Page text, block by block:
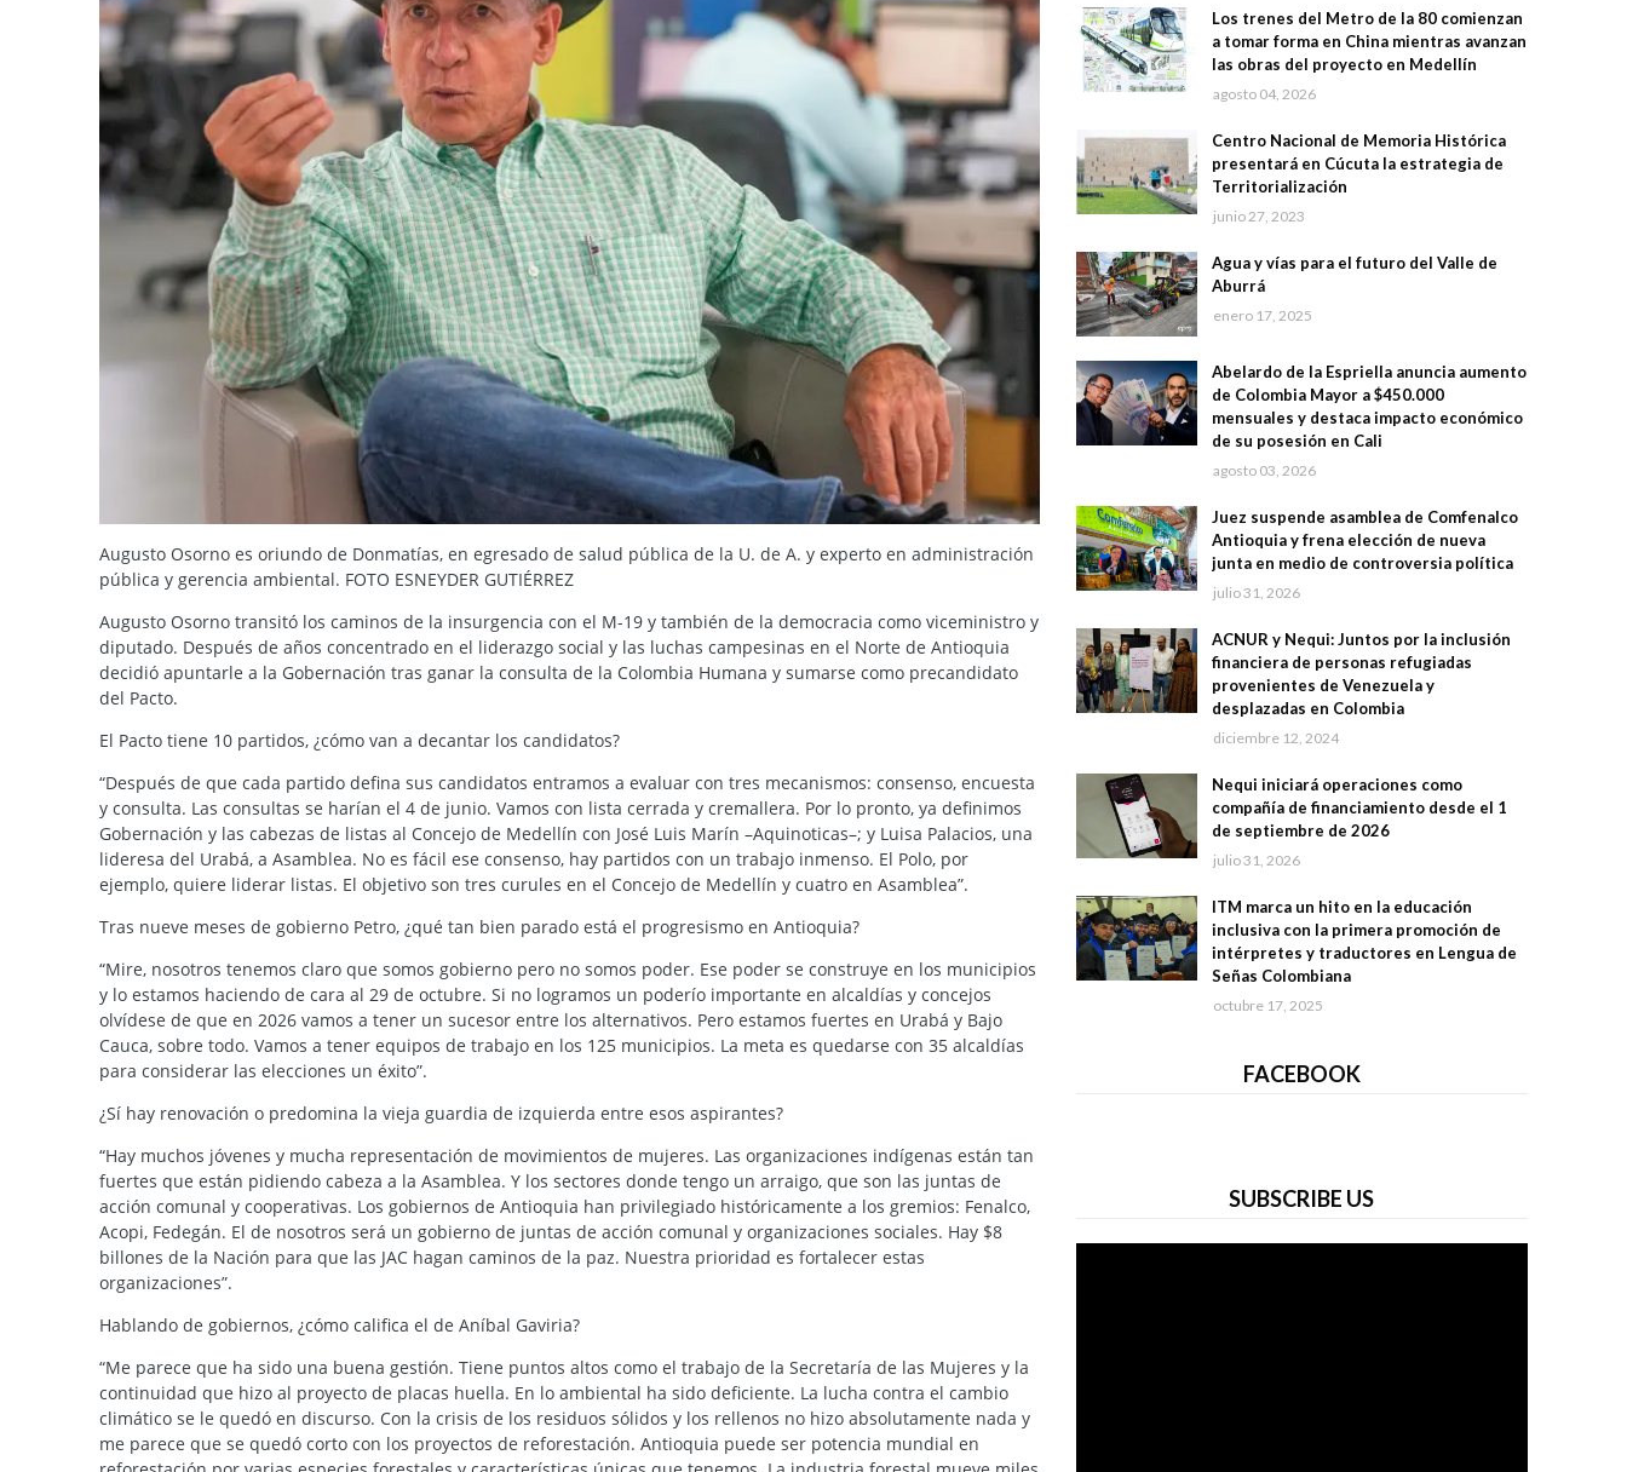
Augusto Osorno es oriundo de Donmatías, en egresado de salud pública de la U. de A. y experto en administración
pública y gerencia ambiental. FOTO ESNEYDER GUTIÉRREZ
Augusto Osorno transitó los caminos de la insurgencia con el M-19 y también de la democracia como viceministro y
diputado. Después de años concentrado en el liderazgo social y las luchas campesinas en el Norte de Antioquia
decidió apuntarle a la Gobernación tras ganar la consulta de la Colombia Humana y sumarse como precandidato
del Pacto.
El Pacto tiene 10 partidos, ¿cómo van a decantar los candidatos?
“Después de que cada partido defina sus candidatos entramos a evaluar con tres mecanismos: consenso, encuesta
y consulta. Las consultas se harían el 4 de junio. Vamos con lista cerrada y cremallera. Por lo pronto, ya definimos
Gobernación y las cabezas de listas al Concejo de Medellín con José Luis Marín –Aquinoticas–; y Luisa Palacios, una
lideresa del Urabá, a Asamblea. No es fácil ese consenso, hay partidos con un trabajo inmenso. El Polo, por
ejemplo, quiere liderar listas. El objetivo son tres curules en el Concejo de Medellín y cuatro en Asamblea”.
Tras nueve meses de gobierno Petro, ¿qué tan bien parado está el progresismo en Antioquia?
“Mire, nosotros tenemos claro que somos gobierno pero no somos poder. Ese poder se construye en los municipios
y lo estamos haciendo de cara al 29 de octubre. Si no logramos un poderío importante en alcaldías y concejos
olvídese de que en 2026 vamos a tener un sucesor entre los alternativos. Pero estamos fuertes en Urabá y Bajo
Cauca, sobre todo. Vamos a tener equipos de trabajo en los 125 municipios. La meta es quedarse con 35 alcaldías
para considerar las elecciones un éxito”.
¿Sí hay renovación o predomina la vieja guardia de izquierda entre esos aspirantes?
“Hay muchos jóvenes y mucha representación de movimientos de mujeres. Las organizaciones indígenas están tan
fuertes que están pidiendo cabeza a la Asamblea. Y los sectores donde tengo un arraigo, que son las juntas de
acción comunal y cooperativas. Los gobiernos de Antioquia han privilegiado históricamente a los gremios: Fenalco,
Acopi, Fedegán. El de nosotros será un gobierno de juntas de acción comunal y organizaciones sociales. Hay $8
billones de la Nación para que las JAC hagan caminos de la paz. Nuestra prioridad es fortalecer estas
organizaciones”.
Hablando de gobiernos, ¿cómo califica el de Aníbal Gaviria?
“Me parece que ha sido una buena gestión. Tiene puntos altos como el trabajo de la Secretaría de las Mujeres y la
continuidad que hizo al proyecto de placas huella. En lo ambiental ha sido deficiente. La lucha contra el cambio
climático se le quedó en discurso. Con la crisis de los residuos sólidos y los rellenos no hizo absolutamente nada y
me parece que se quedó corto con los proyectos de reforestación. Antioquia puede ser potencia mundial en
Los trenes del Metro de la 80 comienzan
a tomar forma en China mientras avanzan
las obras del proyecto en Medellín
agosto 04, 2026
Centro Nacional de Memoria Histórica
presentará en Cúcuta la estrategia de
Territorialización
junio 27, 2023
Agua y vías para el futuro del Valle de
Aburrá
enero 17, 2025
Abelardo de la Espriella anuncia aumento
de Colombia Mayor a $450.000
mensuales y destaca impacto económico
de su posesión en Cali
agosto 03, 2026
Juez suspende asamblea de Comfenalco
Antioquia y frena elección de nueva
junta en medio de controversia política
julio 31, 2026
ACNUR y Nequi: Juntos por la inclusión
financiera de personas refugiadas
provenientes de Venezuela y
desplazadas en Colombia
diciembre 12, 2024
Nequi iniciará operaciones como
compañía de financiamiento desde el 1
de septiembre de 2026
julio 31, 2026
ITM marca un hito en la educación
inclusiva con la primera promoción de
intérpretes y traductores en Lengua de
Señas Colombiana
octubre 17, 2025
FACEBOOK
SUBSCRIBE US